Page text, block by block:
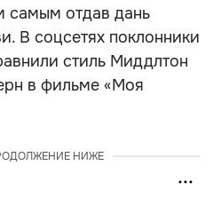
самым отдав дань
В соцсетях поклонники
стиль Миддлтон
в фильме «Моя
НИЖЕ